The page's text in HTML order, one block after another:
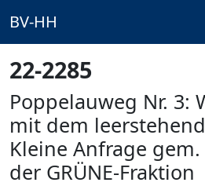
BV-HH
22-2285
Poppelauweg Nr. 3:
mit dem
Kleine Anfrage gem.
der GRÜNE-Fraktion